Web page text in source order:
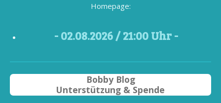
Homepage:
- 02.08.2026 / 21:00 Uhr -
Bobby Blog
Unterstützung & Spende